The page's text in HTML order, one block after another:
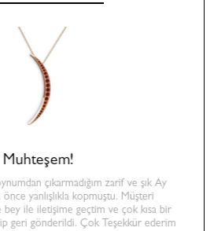
Muhteşem!
çıkarmadığım zarif ve şık Ay
yanlışlıkla kopmuştu. Müşteri
ile iletişime geçtim ve çok kısa bir
geri gönderildi. Çok Teşekkür ederim